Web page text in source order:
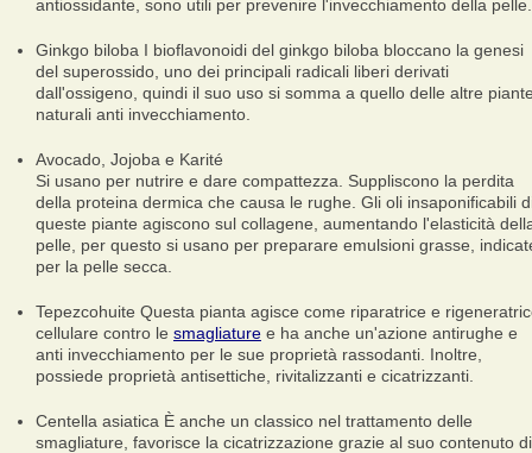
antiossidante, sono utili per prevenire l'invecchiamento della pelle.
Ginkgo biloba I bioflavonoidi del ginkgo biloba bloccano la genesi
del superossido, uno dei principali radicali liberi derivati
dall'ossigeno, quindi il suo uso si somma a quello delle altre
naturali anti invecchiamento.
Avocado, Jojoba e Karité
Si usano per nutrire e dare compattezza. Suppliscono la perdita
della proteina dermica che causa le rughe. Gli oli insaponificabili
queste piante agiscono sul collagene, aumentando l'elasticità
pelle, per questo si usano per preparare emulsioni grasse,
per la pelle secca.
Tepezcohuite Questa pianta agisce come riparatrice e
cellulare contro le smagliature e ha anche un'azione antirughe e
anti invecchiamento per le sue proprietà rassodanti. Inoltre,
possiede proprietà antisettiche, rivitalizzanti e cicatrizzanti.
Centella asiatica È anche un classico nel trattamento delle
smagliature, favorisce la cicatrizzazione grazie al suo contenuto di